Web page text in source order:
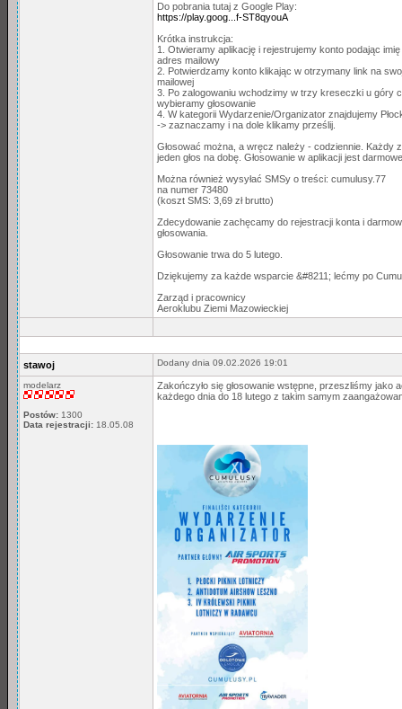
Do pobrania tutaj z Google Play:
https://play.goog...f-ST8qyouA
Krótka instrukcja:
1. Otwieramy aplikację i rejestrujemy konto podając
adres mailowy
2. Potwierdzamy konto klikając w otrzymany link na
mailowej
3. Po zalogowaniu wchodzimy w trzy kreseczki u góry
wybieramy głosowanie
4. W kategorii Wydarzenie/Organizator znajdujemy
-> zaznaczamy i na dole klikamy prześlij.
Głosować można, a wręcz należy - codziennie. Każdy
jeden głos na dobę. Głosowanie w aplikacji jest
Można również wysyłać SMSy o treści: cumulusy.77
na numer 73480
(koszt SMS: 3,69 zł brutto)
Zdecydowanie zachęcamy do rejestracji konta i
głosowania.
Głosowanie trwa do 5 lutego.
Dziękujemy za każde wsparcie &#8211; lećmy po
Zarząd i pracownicy
Aeroklubu Ziemi Mazowieckiej
stawoj Dodany dnia 09.02.2026 19:01
modelarz
Postów: 1300
Data rejestracji: 18.05.08
Zakończyło się głosowanie wstępne, przeszliśmy jako
każdego dnia do 18 lutego z takim samym